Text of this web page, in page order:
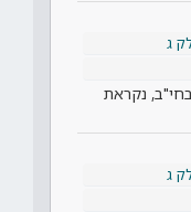
ג
נקראת
ג